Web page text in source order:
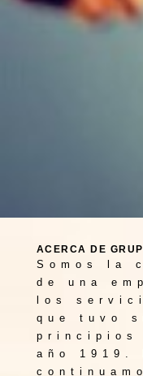
ACERCA DE
Somos la
de una
los
que tuvo
principios
año 1919.